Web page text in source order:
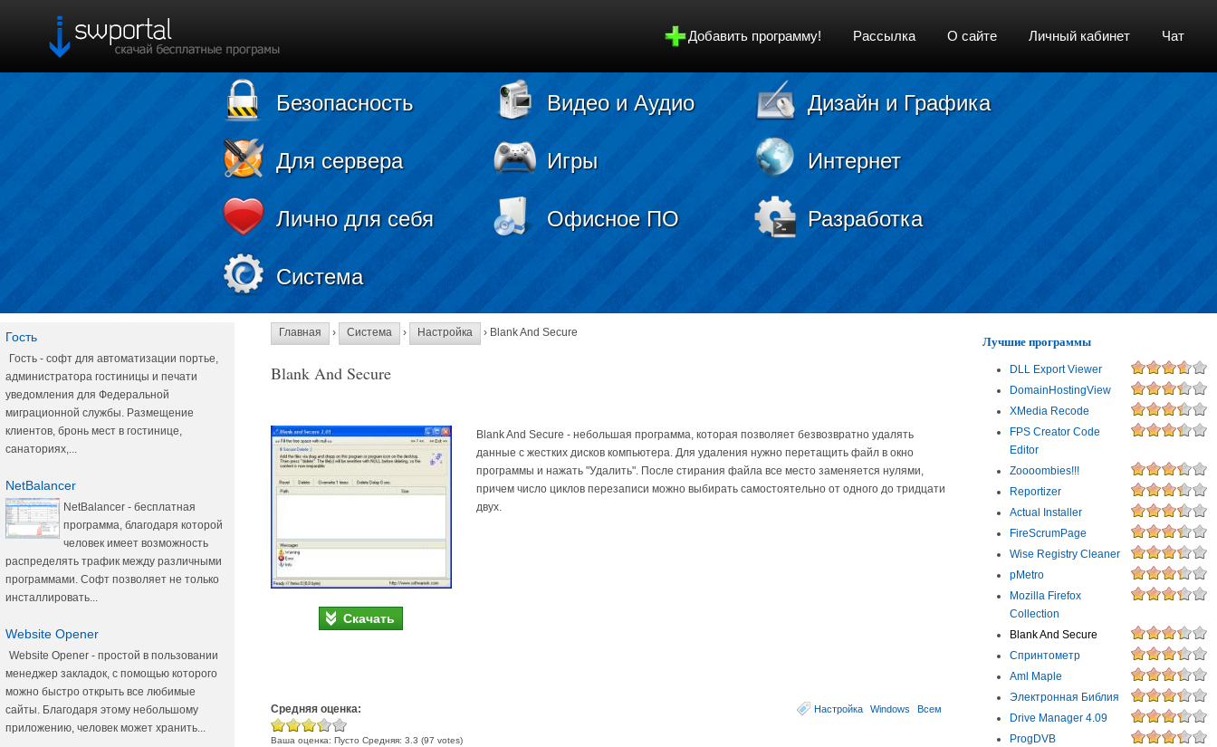
Добавить программу! Рассылка О сайте Личный кабинет Чат
Безопасность Видео и Аудио Дизайн и Графика
Для сервера Игры Интернет
Лично для себя Офисное ПО Разработка
Система
Гость
Гость - софт для автоматизации портье,
администратора гостиницы и печати
уведомления для Федеральной
миграционной службы. Размещение
клиентов, бронь мест в гостинице,
санаториях,...
NetBalancer
NetBalancer - бесплатная
программа, благодаря которой
человек имеет возможность
распределять трафик между различными
программами. Софт позволяет не только
инсталлировать...
Website Opener
Website Opener - простой в пользовании
менеджер закладок, с помощью которого
можно быстро открыть все любимые
сайты. Благодаря этому небольшому
приложению, человек может хранить...
Главная › Система › Настройка › Blank And Secure
Blank And Secure
Скачать
Blank And Secure - небольшая программа, которая позволяет безвозвратно удалять
данные с жестких дисков компьютера. Для удаления нужно перетащить файл в окно
программы и нажать "Удалить". После стирания файла все место заменяется нулями,
причем число циклов перезаписи можно выбирать самостоятельно от одного до тридцати
двух.
Настройка Windows Всем
Средняя оценка:
Ваша оценка: Пусто Средняя: 3.3 (97 votes)
Лучшие программы
DLL Export Viewer
DomainHostingView
XMedia Recode
FPS Creator Code
Editor
Zoooombies!!!
Reportizer
Actual Installer
FireScrumPage
Wise Registry Cleaner
pMetro
Mozilla Firefox
Collection
Blank And Secure
Спринтометр
Aml Maple
Электронная Библия
Drive Manager 4.09
ProgDVB